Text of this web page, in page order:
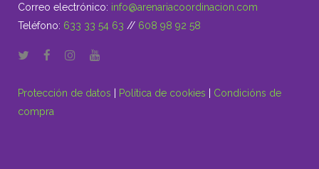
Correo electrónico: info@arenariacoordinacion.com
Teléfono: 633 33 54 63 // 608 98 92 58
Protección de datos Política de cookies
Condicións de
compra